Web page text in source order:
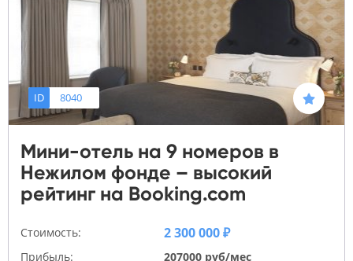
ID 8040
Мини-отель на 9 номеров в
Нежилом фонде – высокий
рейтинг на Booking.com
Стоимость: 2 300 000 ₽
Прибыль:
207000 руб/мес